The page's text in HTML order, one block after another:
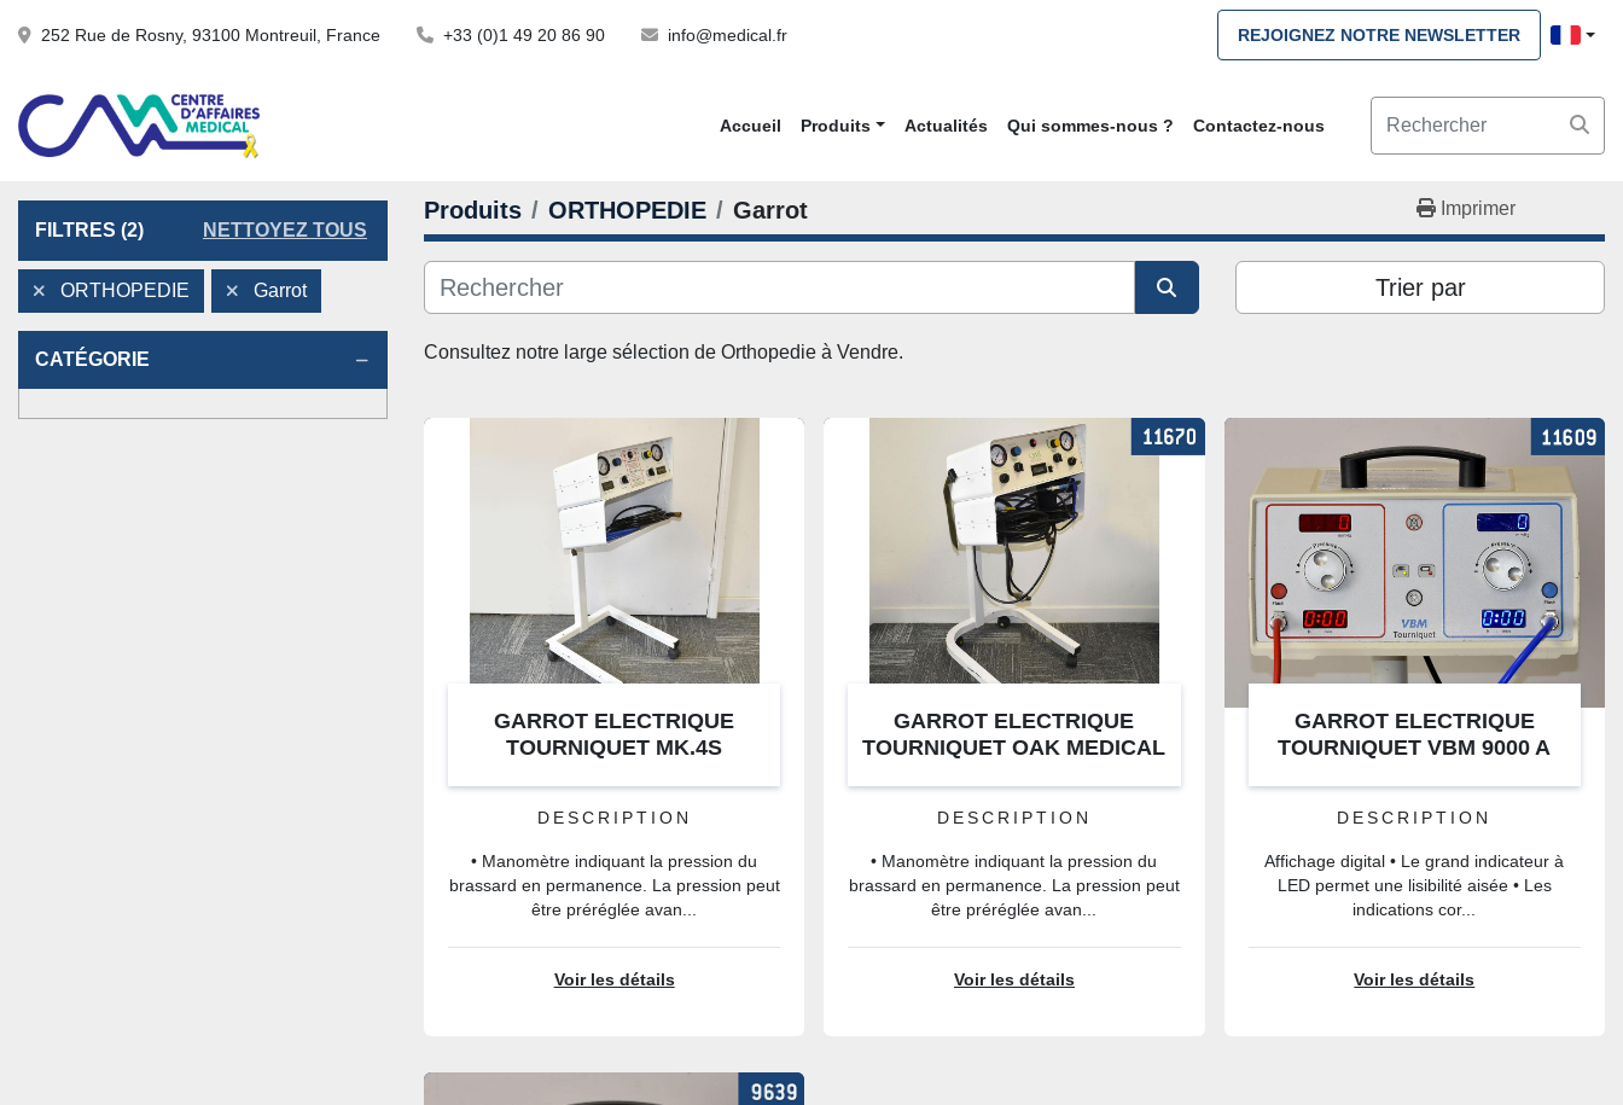
252 Rue de Rosny, 93100 Montreuil, France +33 (0)1 49 20 86 90 info@medical.fr REJOIGNEZ NOTRE NEWSLETTER
Accueil Produits Actualités Qui sommes-nous ? Contactez-nous
FILTRES (2) NETTOYEZ TOUS
ORTHOPEDIE Garrot
CATÉGORIE
Produits ORTHOPEDIE Garrot Imprimer
Trier par
Consultez notre large sélection de Orthopedie à Vendre.
GARROT ELECTRIQUE
TOURNIQUET MK.4S
DESCRIPTION
• Manomètre indiquant la pression du
brassard en permanence. La pression peut
être préréglée avan...
Voir les détails
GARROT ELECTRIQUE
TOURNIQUET OAK MEDICAL
DESCRIPTION
• Manomètre indiquant la pression du
brassard en permanence. La pression peut
être préréglée avan...
Voir les détails
GARROT ELECTRIQUE
TOURNIQUET VBM 9000 A
DESCRIPTION
Affichage digital • Le grand indicateur à
LED permet une lisibilité aisée • Les
indications cor...
Voir les détails